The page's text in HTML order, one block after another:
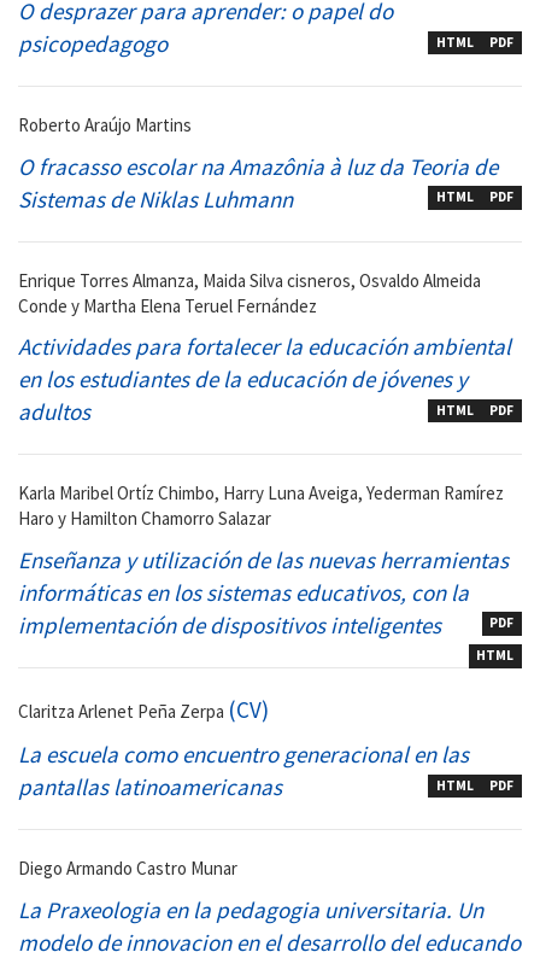
O desprazer para aprender: o papel do
psicopedagogo
PDF
HTML
Roberto Araújo Martins
O fracasso escolar na Amazônia à luz da Teoria de
Sistemas de Niklas Luhmann
PDF
HTML
Enrique Torres Almanza, Maida Silva cisneros, Osvaldo Almeida
Conde y Martha Elena Teruel Fernández
Actividades para fortalecer la educación ambiental
en los estudiantes de la educación de jóvenes y
adultos
PDF
HTML
Karla Maribel Ortíz Chimbo, Harry Luna Aveiga, Yederman Ramírez
Haro y Hamilton Chamorro Salazar
Enseñanza y utilización de las nuevas herramientas
informáticas en los sistemas educativos, con la
implementación de dispositivos inteligentes
PDF
HTML
Claritza Arlenet Peña Zerpa (CV)
La escuela como encuentro generacional en las
pantallas latinoamericanas
PDF
HTML
Diego Armando Castro Munar
La Praxeologia en la pedagogia universitaria. Un
modelo de innovacion en el desarrollo del educando